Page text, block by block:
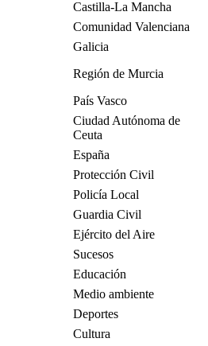
Castilla-La Mancha
Comunidad Valenciana
Galicia
Región de Murcia
País Vasco
Ciudad Autónoma de
Ceuta
España
Protección Civil
Policía Local
Guardia Civil
Ejército del Aire
Sucesos
Educación
Medio ambiente
Deportes
Cultura